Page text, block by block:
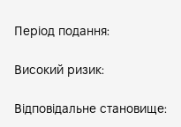
Період подання:
Високий ризик:
Відповідальне становище: